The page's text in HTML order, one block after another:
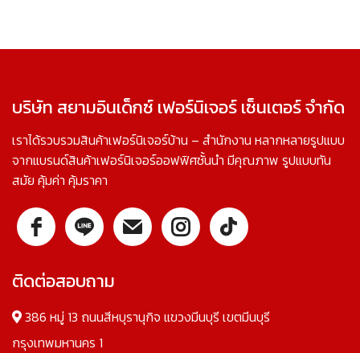
บริษัท สยามอินเด็กซ์ เฟอร์นิเจอร์ เซ็นเตอร์ จำกัด
เราได้รวบรวมสินค้าเฟอร์นิเจอร์บ้าน – สำนักงาน หลากหลายรูปแบบ
จากแบรนด์สินค้าเฟอร์นิเจอร์ออฟฟิศชั้นนำ มีคุณภาพ รูปแบบทัน
สมัย คุ้มค่า คุ้มราคา
ติดต่อสอบถาม
386 หมู่ 13 ถนนสีหบุรานุกิจ แขวงมีนบุรี เขตมีนบุรี
กรุงเทพมหานคร 1